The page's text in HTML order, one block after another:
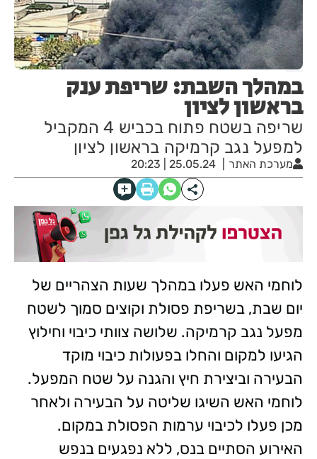
במהלך השבת: שריפת ענק
בראשון לציון
שריפה בשטח פתוח בכביש 4 המקביל
למפעל נגב קרמיקה בראשון לציון
מערכת האתר 25.05.24 | 20:23
לוחמי האש פעלו במהלך שעות הצהריים של
יום שבת, בשריפת פסולת וקוצים סמוך לשטח
מפעל נגב קרמיקה. שלושה צוותי כיבוי וחילוץ
הגיעו למקום והחלו בפעולות כיבוי מוקד
הבעירה וביצירת חיץ והגנה על שטח המפעל.
לוחמי האש השיגו שליטה על הבעירה ולאחר
מכן פעלו לכיבוי ערמות הפסולת במקום.
האירוע הסתיים בנס, ללא נפגעים בנפש